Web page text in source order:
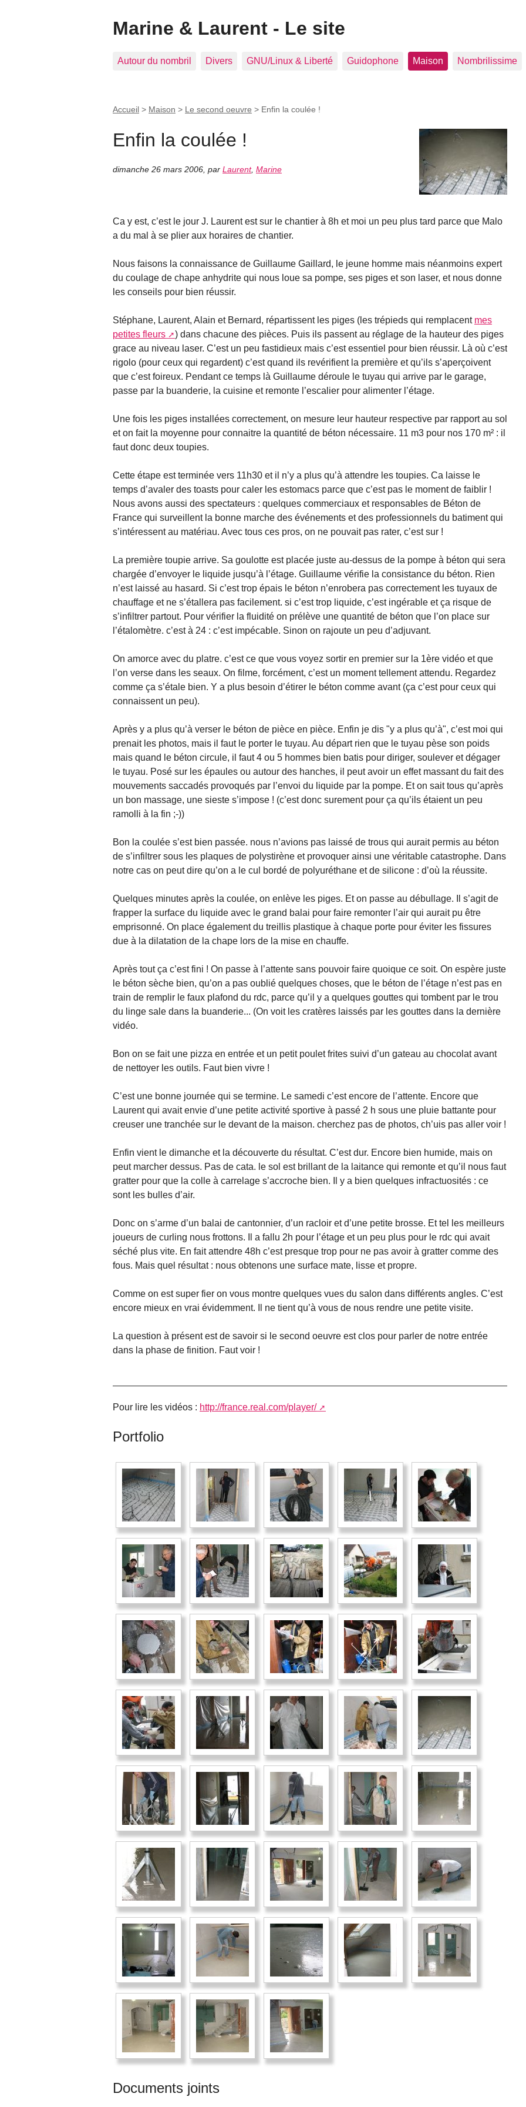
Marine & Laurent - Le site
Autour du nombril Divers GNU/Linux & Liberté Guidophone Maison Nombrilissime
Accueil > Maison > Le second oeuvre > Enfin la coulée !
Enfin la coulée !
dimanche 26 mars 2006 par Laurent, Marine
Ca y est, c’est le jour J. Laurent est sur le chantier à 8h et moi un peu plus tard parce que Malo
a du mal à se plier aux horaires de chantier.
Nous faisons la connaissance de Guillaume Gaillard, le jeune homme mais néanmoins expert
du coulage de chape anhydrite qui nous loue sa pompe, ses piges et son laser, et nous donne
les conseils pour bien réussir.
Stéphane, Laurent, Alain et Bernard, répartissent les piges (les trépieds qui remplacent mes
petites fleurs
) dans chacune des pièces. Puis ils passent au réglage de la hauteur des piges
grace au niveau laser. C’est un peu fastidieux mais c’est essentiel pour bien réussir. Là où c’est
rigolo (pour ceux qui regardent) c’est quand ils revérifient la première et qu’ils s’aperçoivent
que c’est foireux. Pendant ce temps là Guillaume déroule le tuyau qui arrive par le garage,
passe par la buanderie, la cuisine et remonte l’escalier pour alimenter l’étage.
Une fois les piges installées correctement, on mesure leur hauteur respective par rapport au sol
et on fait la moyenne pour connaitre la quantité de béton nécessaire. 11 m3 pour nos 170 m² : il
faut donc deux toupies.
Cette étape est terminée vers 11h30 et il n’y a plus qu’à attendre les toupies. Ca laisse le
temps d’avaler des toasts pour caler les estomacs parce que c’est pas le moment de faiblir !
Nous avons aussi des spectateurs : quelques commerciaux et responsables de Béton de
France qui surveillent la bonne marche des événements et des professionnels du batiment qui
s’intéressent au matériau. Avec tous ces pros, on ne pouvait pas rater, c’est sur !
La première toupie arrive. Sa goulotte est placée juste au-dessus de la pompe à béton qui sera
chargée d’envoyer le liquide jusqu’à l’étage. Guillaume vérifie la consistance du béton. Rien
n’est laissé au hasard. Si c’est trop épais le béton n’enrobera pas correctement les tuyaux de
chauffage et ne s’étallera pas facilement. si c’est trop liquide, c’est ingérable et ça risque de
s’infiltrer partout. Pour vérifier la fluidité on prélève une quantité de béton que l’on place sur
l’étalomètre. c’est à 24 : c’est impécable. Sinon on rajoute un peu d’adjuvant.
On amorce avec du platre. c’est ce que vous voyez sortir en premier sur la 1ère vidéo et que
l’on verse dans les seaux. On filme, forcément, c’est un moment tellement attendu. Regardez
comme ça s’étale bien. Y a plus besoin d’étirer le béton comme avant (ça c’est pour ceux qui
connaissent un peu).
Après y a plus qu’à verser le béton de pièce en pièce. Enfin je dis "y a plus qu’à", c’est moi qui
prenait les photos, mais il faut le porter le tuyau. Au départ rien que le tuyau pèse son poids
mais quand le béton circule, il faut 4 ou 5 hommes bien batis pour diriger, soulever et dégager
le tuyau. Posé sur les épaules ou autour des hanches, il peut avoir un effet massant du fait des
mouvements saccadés provoqués par l’envoi du liquide par la pompe. Et on sait tous qu’après
un bon massage, une sieste s’impose ! (c’est donc surement pour ça qu’ils étaient un peu
ramolli à la fin ;-))
Bon la coulée s’est bien passée. nous n’avions pas laissé de trous qui aurait permis au béton
de s’infiltrer sous les plaques de polystirène et provoquer ainsi une véritable catastrophe. Dans
notre cas on peut dire qu’on a le cul bordé de polyuréthane et de silicone : d’où la réussite.
Quelques minutes après la coulée, on enlève les piges. Et on passe au débullage. Il s’agit de
frapper la surface du liquide avec le grand balai pour faire remonter l’air qui aurait pu être
emprisonné. On place également du treillis plastique à chaque porte pour éviter les fissures
due à la dilatation de la chape lors de la mise en chauffe.
Après tout ça c’est fini ! On passe à l’attente sans pouvoir faire quoique ce soit. On espère juste
le béton sèche bien, qu’on a pas oublié quelques choses, que le béton de l’étage n’est pas en
train de remplir le faux plafond du rdc, parce qu’il y a quelques gouttes qui tombent par le trou
du linge sale dans la buanderie... (On voit les cratères laissés par les gouttes dans la dernière
vidéo.
Bon on se fait une pizza en entrée et un petit poulet frites suivi d’un gateau au chocolat avant
de nettoyer les outils. Faut bien vivre !
C’est une bonne journée qui se termine. Le samedi c’est encore de l’attente. Encore que
Laurent qui avait envie d’une petite activité sportive à passé 2 h sous une pluie battante pour
creuser une tranchée sur le devant de la maison. cherchez pas de photos, ch’uis pas aller voir !
Enfin vient le dimanche et la découverte du résultat. C’est dur. Encore bien humide, mais on
peut marcher dessus. Pas de cata. le sol est brillant de la laitance qui remonte et qu’il nous faut
gratter pour que la colle à carrelage s’accroche bien. Il y a bien quelques infractuosités : ce
sont les bulles d’air.
Donc on s’arme d’un balai de cantonnier, d’un racloir et d’une petite brosse. Et tel les meilleurs
joueurs de curling nous frottons. Il a fallu 2h pour l’étage et un peu plus pour le rdc qui avait
séché plus vite. En fait attendre 48h c’est presque trop pour ne pas avoir à gratter comme des
fous. Mais quel résultat : nous obtenons une surface mate, lisse et propre.
Comme on est super fier on vous montre quelques vues du salon dans différents angles. C’est
encore mieux en vrai évidemment. Il ne tient qu’à vous de nous rendre une petite visite.
La question à présent est de savoir si le second oeuvre est clos pour parler de notre entrée
dans la phase de finition. Faut voir !
Pour lire les vidéos : http://france.real.com/player/
Portfolio
Documents joints